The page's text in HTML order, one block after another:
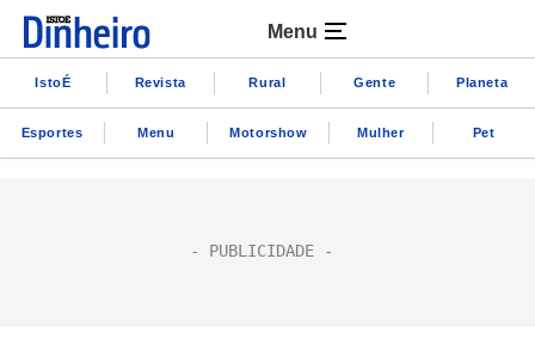
Menu
IstoÉ Revista Rural Gente Planeta
Esportes Menu Motorshow Mulher Pet